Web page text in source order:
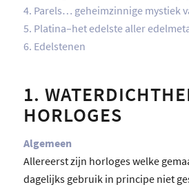
4. Parels… geheimzinnige mystiek
5. Platina–het edelste aller
6. Edelstenen
1.
HORLOGES
Algemeen
Allereerst zijn horloges welke
dagelijks gebruik in principe niet